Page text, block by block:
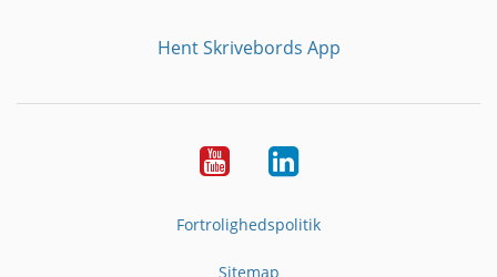
Hent Skrivebords App
YouTubeLinkedIn
Fortrolighedspolitik
Sitemap